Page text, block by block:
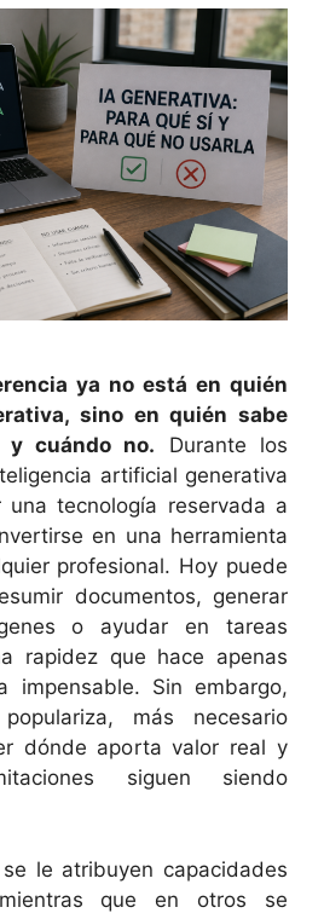
ya no está en quién
sino en quién sabe
y cuándo no. Durante los
artificial generativa
tecnología reservada a
en una herramienta
profesional. Hoy puede
documentos, generar
o ayudar en tareas
rapidez que hace apenas
impensable. Sin embargo,
más necesario
dónde aporta valor real y
siguen siendo
le atribuyen capacidades
que en otros se